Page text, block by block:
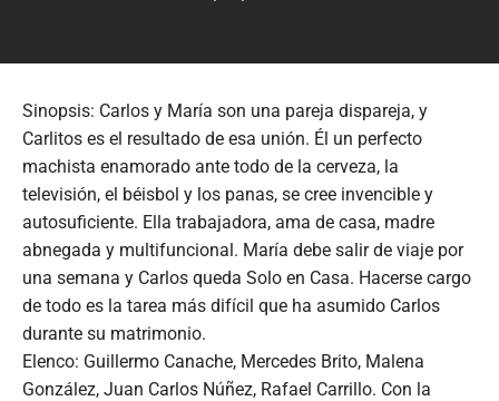
Sinopsis: Carlos y María son una pareja dispareja, y
Carlitos es el resultado de esa unión. Él un perfecto
machista enamorado ante todo de la cerveza, la
televisión, el béisbol y los panas, se cree invencible y
autosuficiente. Ella trabajadora, ama de casa, madre
abnegada y multifuncional. María debe salir de viaje por
una semana y Carlos queda Solo en Casa. Hacerse cargo
de todo es la tarea más difícil que ha asumido Carlos
durante su matrimonio.
Elenco: Guillermo Canache, Mercedes Brito, Malena
González, Juan Carlos Núñez, Rafael Carrillo. Con la